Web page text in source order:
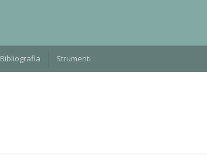
Bibliografia Strumenti